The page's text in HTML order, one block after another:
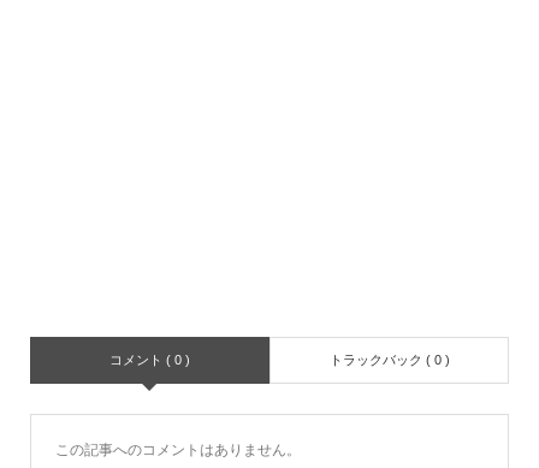
コメント ( 0 ) トラックバック ( 0 )
この記事へのコメントはありません。